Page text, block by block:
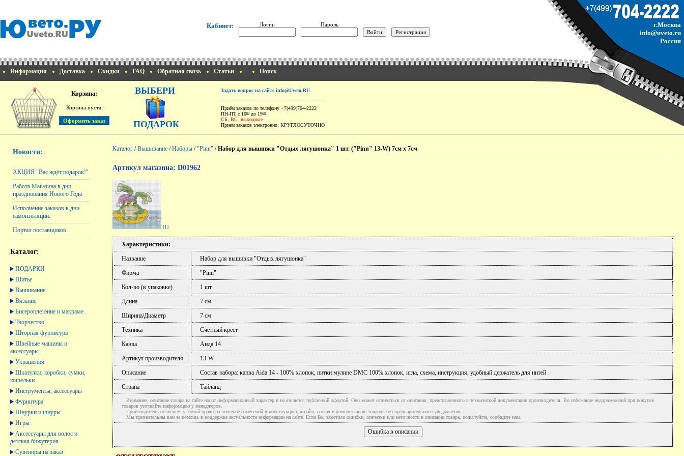
Кабинет: Логин Пароль
г.Москва
info@uveto.ru
Россия
Информация Доставка Скидки FAQ Обратная связь Статьи Поиск
Корзина:
Корзина пуста.
ВЫБЕРИ
ПОДАРОК
Задать вопрос на сайте info@Uveto.RU
Приём заказов по телефону +7(499)704-2222
ПН-ПТ с 1000 до 1900
СБ, ВС выходные
Прием заказов электронно: КРУГЛОСУТОЧНО
Новости:
АКЦИЯ "Вас ждёт подарок!"
Работа Магазина в дни
празднования Нового Года
Исполнение заказов в дни
самоизоляции.
Портал поставщиков
Каталог:
ПОДАРКИ
Шитье
Вышивание
Вязание
Бисероплетение и макраме
Творчество
Шторная фурнитура
Швейные машины и
аксессуары
Украшения
Шкатулки, коробки, сумки,
кошельки
Инструменты, аксессуары
Фурнитура
Шнурки и шнуры
Игры
Аксессуары для волос и
детская бижутерия
Сувениры на заказ
Каталог /Вышивание /Наборы /"Pinn" /Набор для вышивки "Отдых лягушонка" 1 шт. ("Pinn" 13-W) 7см х 7см
Артикул магазина: D01962
[1]
Характеристики:
Название
Набор для вышивки "Отдых лягушонка"
Фирма
"Pinn"
Кол-во (в упаковке)
1 шт
Длина
7 см
Ширина/Диаметр
7 см
Техника
Счетный крест
Канва
Аида 14
Артикул производителя
13-W
Описание
Состав набора: канва Аida 14 - 100% хлопок, нитки мулине DMC 100% хлопок, игла, схема, инструкция, удобный держатель для нитей
Страна
Тайланд
Внимание, описание товара на сайте носит информационный характер и не является публичной офертой. Оно может отличаться от описания, представленного в технической документации производителя. Во избежание недоразумений при покупке
товаров уточняйте информацию у менеджеров.
Производитель оставляет за собой право на внесение изменений в конструкцию, дизайн, состав и комплектацию товаров без предварительного уведомления.
Мы признательны вам за помощь в поддержке актуальности информации на сайте. Если Вы заметили ошибки, опечатки или неточности в описании товара, пожалуйста, сообщите нам.